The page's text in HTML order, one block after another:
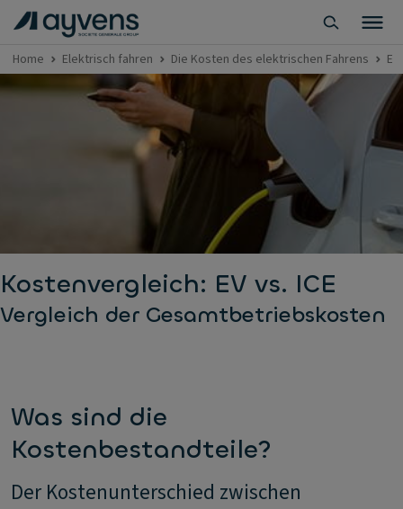
Home Elektrisch fahren Die Kosten des elektrischen Fahrens
Kostenvergleich: EV vs. ICE
Vergleich der Gesamtbetriebskosten
Was sind die
Kostenbestandteile?
Der Kostenunterschied zwischen